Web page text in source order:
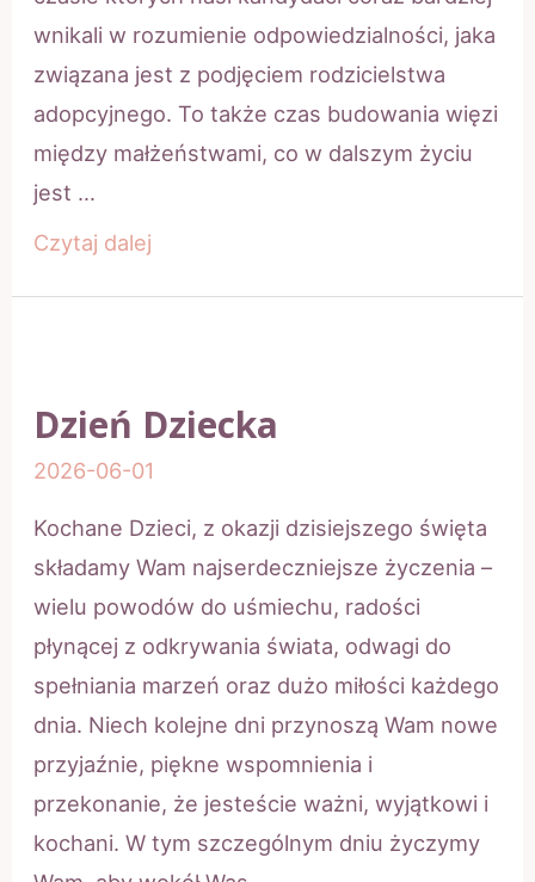
wnikali w rozumienie odpowiedzialności, jaka
związana jest z podjęciem rodzicielstwa
adopcyjnego. To także czas budowania więzi
między małżeństwami, co w dalszym życiu
jest …
Cykl
rodziców
adopcyjnych
Czytaj dalej
Dzień Dziecka
2026-06-01
Kochane Dzieci, z okazji dzisiejszego święta
składamy Wam najserdeczniejsze życzenia –
wielu powodów do uśmiechu, radości
płynącej z odkrywania świata, odwagi do
spełniania marzeń oraz dużo miłości każdego
dnia. Niech kolejne dni przynoszą Wam nowe
przyjaźnie, piękne wspomnienia i
przekonanie, że jesteście ważni, wyjątkowi i
kochani. W tym szczególnym dniu życzymy